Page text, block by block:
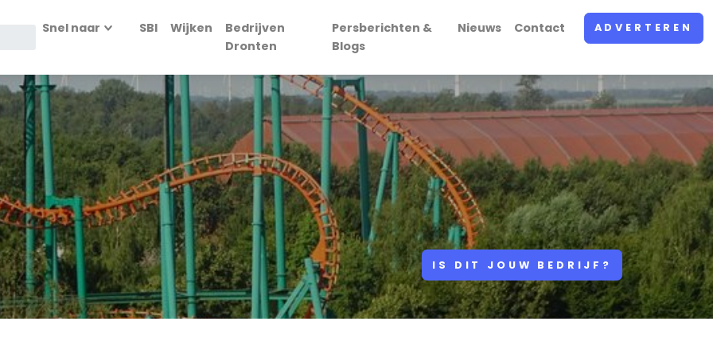
Snel naar SBI Wijken
Bedrijven
Dronten
Persberichten &
Blogs
Nieuws Contact ADVERTEREN
IS DIT JOUW BEDRIJF?